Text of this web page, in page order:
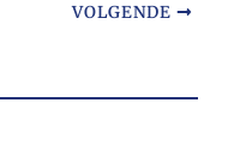
VOLGENDE